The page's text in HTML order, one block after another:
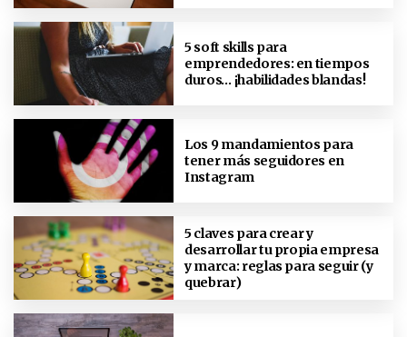
5 soft skills para
emprendedores: en tiempos
duros… ¡habilidades blandas!
Los 9 mandamientos para
tener más seguidores en
Instagram
5 claves para crear y
desarrollar tu propia empresa
y marca: reglas para seguir (y
quebrar)